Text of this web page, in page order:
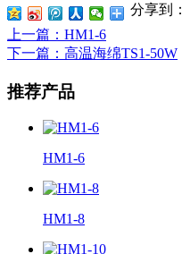
分享到：
上一篇 ：HM1-6
下一篇 ：高温海绵TS1-50W
推荐产品
HM1-6
HM1-8